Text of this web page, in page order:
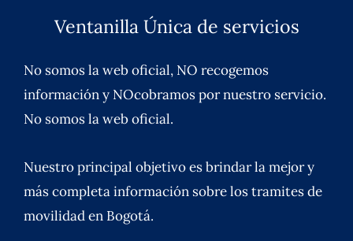
Ventanilla Única de servicios
No somos la web oficial, NO recogemos
información y NOcobramos por nuestro servicio.
No somos la web oficial.
Nuestro principal objetivo es brindar la mejor y
más completa información sobre los tramites de
movilidad en Bogotá.